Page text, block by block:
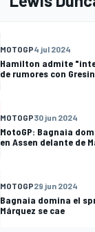
MOTOGP4 jul 2024
Hamilton admite
de rumores con
MOTOGP30 jun 2024
MotoGP: Bagnaia
en Assen delante de
MOTOGP29 jun 2024
Bagnaia domina el
Márquez se cae